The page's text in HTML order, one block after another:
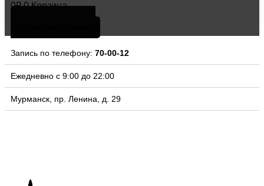
0₽ 0 Корзина
Запись по телефону: 70-00-12
Ежедневно с 9:00 до 22:00
Мурманск, пр. Ленина, д. 29